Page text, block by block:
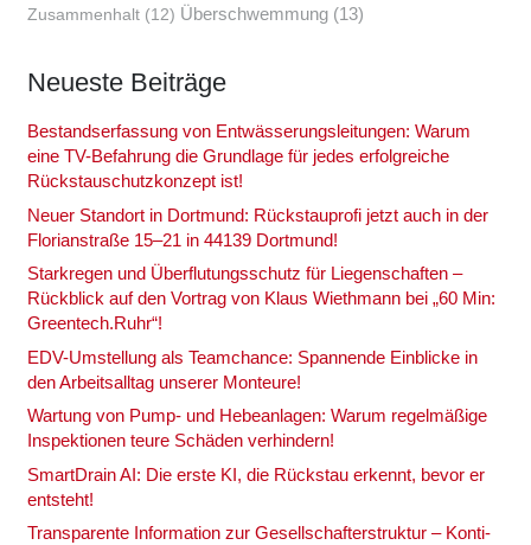
Zusammenhalt(12) Überschwemmung(13)
Neu­es­te Bei­trä­ge
Bestands­er­fas­sung von Ent­wäs­se­rungs­lei­tun­gen: War­um
eine TV-Befah­rung die Grund­la­ge für jedes erfolg­rei­che
Rückstau­schutz­kon­zept ist!
Neu­er Stand­ort in Dort­mund: Rück­stau­pro­fi jetzt auch in der
Flo­ri­an­stra­ße 15–21 in 44139 Dort­mund!
Stark­re­gen und Über­flu­tungs­schutz für Lie­gen­schaf­ten –
Rück­blick auf den Vor­trag von Klaus Wieth­mann bei „60 Min:
Greentech.Ruhr“!
EDV-Umstel­lung als Team­chan­ce: Span­nen­de Ein­bli­cke in
den Arbeits­all­tag unse­rer Mon­teu­re!
War­tung von Pump- und Hebe­an­la­gen: War­um regel­mä­ßi­ge
Inspek­tio­nen teu­re Schä­den ver­hin­dern!
Smart­Drain AI: Die ers­te KI, die Rück­stau erkennt, bevor er
ent­steht!
Trans­pa­ren­te Infor­ma­ti­on zur Gesell­schaf­ter­struk­tur – Kon­ti­